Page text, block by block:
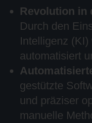
Revolution in
Durch den
Intelligenz
automatisiert
gestützte
und präziser
manuelle